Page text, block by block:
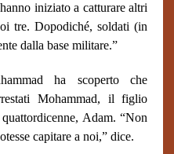
iniziato a catturare altri
tre. Dopodiché, soldati (in
dalla base militare.”
ha scoperto che
Mohammad, il figlio
Adam. “Non
capitare a noi,” dice.